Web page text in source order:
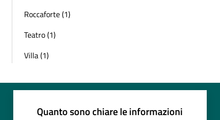
Roccaforte (1)
Teatro (1)
Villa (1)
Quanto sono chiare le informazioni